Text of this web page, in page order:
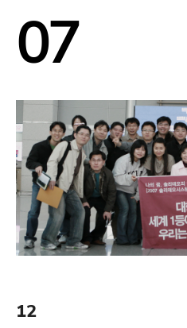
07
12